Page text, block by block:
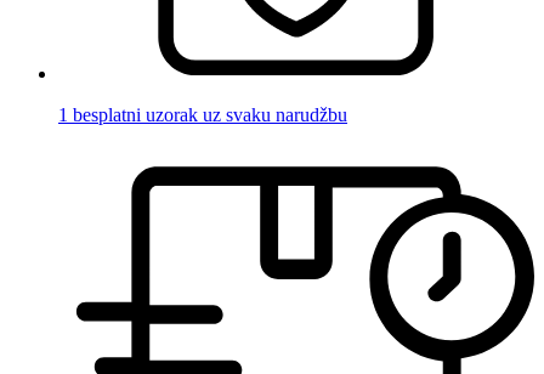
1 besplatni uzorak uz svaku narudžbu